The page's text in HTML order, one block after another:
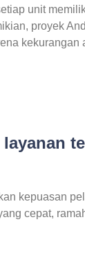
unit
proyek
kekurangan
kepuasan
cepat,